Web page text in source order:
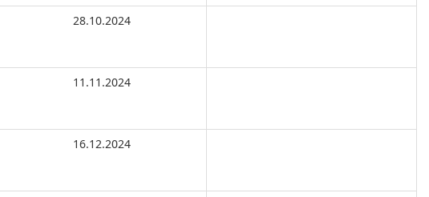
28.10.2024
11.11.2024
16.12.2024